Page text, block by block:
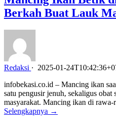
Berkah Buat Lauk
Redaksi · 2025-01-
infobekasi.co.id – Mancing ikan
satu pengusir jenuh, sekaligus obat
masyarakat. Mancing ikan di
Selengkapnya →